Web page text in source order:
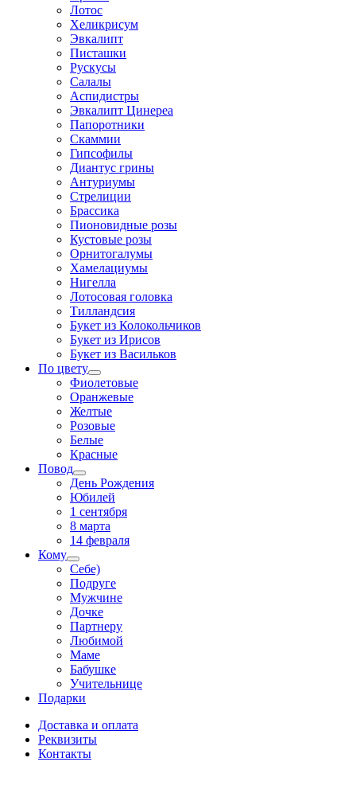
Лотос
Хеликрисум
Эвкалипт
Писташки
Рускусы
Салалы
Аспидистры
Эвкалипт Цинереа
Папоротники
Скаммии
Гипсофилы
Диантус грины
Антуриумы
Стрелиции
Брассика
Пионовидные розы
Кустовые розы
Орнитогалумы
Хамелациумы
Нигелла
Лотосовая головка
Тилландсия
Букет из Колокольчиков
Букет из Ирисов
Букет из Васильков
По цвету
Фиолетовые
Оранжевые
Желтые
Розовые
Белые
Красные
Повод
День Рождения
Юбилей
1 сентября
8 марта
14 февраля
Кому
Себе)
Подруге
Мужчине
Дочке
Партнеру
Любимой
Маме
Бабушке
Учительнице
Подарки
Доставка и оплата
Реквизиты
Контакты